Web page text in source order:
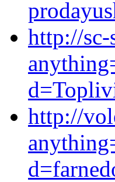
http://
http://